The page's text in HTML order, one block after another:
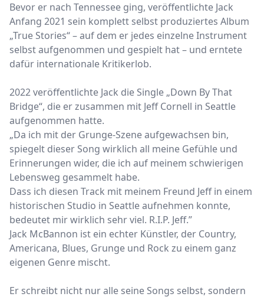
Bevor er nach Tennessee ging, veröffentlichte Jack
Anfang 2021 sein komplett selbst produziertes Album
„True Stories“ – auf dem er jedes einzelne Instrument
selbst aufgenommen und gespielt hat – und erntete
dafür internationale Kritikerlob.
2022 veröffentlichte Jack die Single „Down By That
Bridge“, die er zusammen mit Jeff Cornell in Seattle
aufgenommen hatte.
„Da ich mit der Grunge-Szene aufgewachsen bin,
spiegelt dieser Song wirklich all meine Gefühle und
Erinnerungen wider, die ich auf meinem schwierigen
Lebensweg gesammelt habe.
Dass ich diesen Track mit meinem Freund Jeff in einem
historischen Studio in Seattle aufnehmen konnte,
bedeutet mir wirklich sehr viel. R.I.P. Jeff.”
Jack McBannon ist ein echter Künstler, der Country,
Americana, Blues, Grunge und Rock zu einem ganz
eigenen Genre mischt.
Er schreibt nicht nur alle seine Songs selbst, sondern